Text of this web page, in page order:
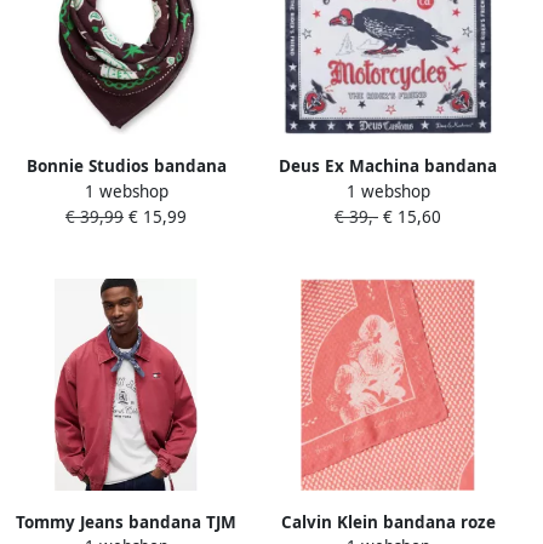
Bonnie Studios bandana
donkerbruin
1 webshop
€ 39,99 € 15,99
Deus Ex Machina bandana
met all over print
donkerblauw
1 webshop
€ 39,- € 15,60
Tommy Jeans bandana TJM
Calvin Klein bandana roze